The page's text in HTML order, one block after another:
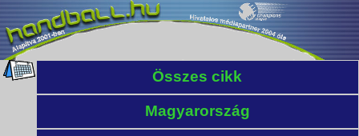
Összes cikk
Magyarország